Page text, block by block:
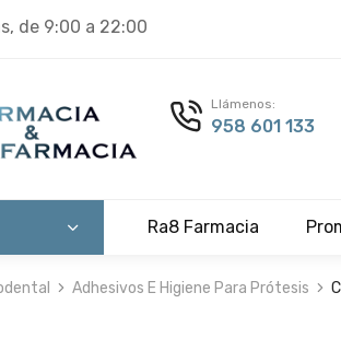
de 9:00 a 22:00
Llámenos:
958 601 133
Ra8 Farmacia
Adhesivos E Higiene Para Prótesis